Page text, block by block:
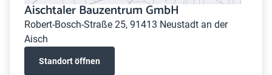
Aischtaler Bauzentrum GmbH
Robert-Bosch-Straße 25, 91413 Neustadt an der
Aisch
Standort öffnen